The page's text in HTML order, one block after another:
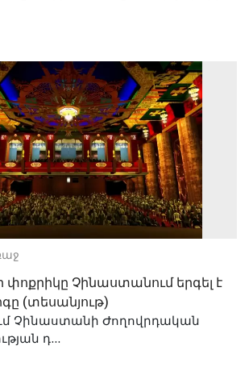
Չինաստանում երգել է
(տեսանյութ)
Չինաստանի Ժողովրդական
դ...